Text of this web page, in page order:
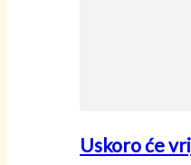
Uskoro će